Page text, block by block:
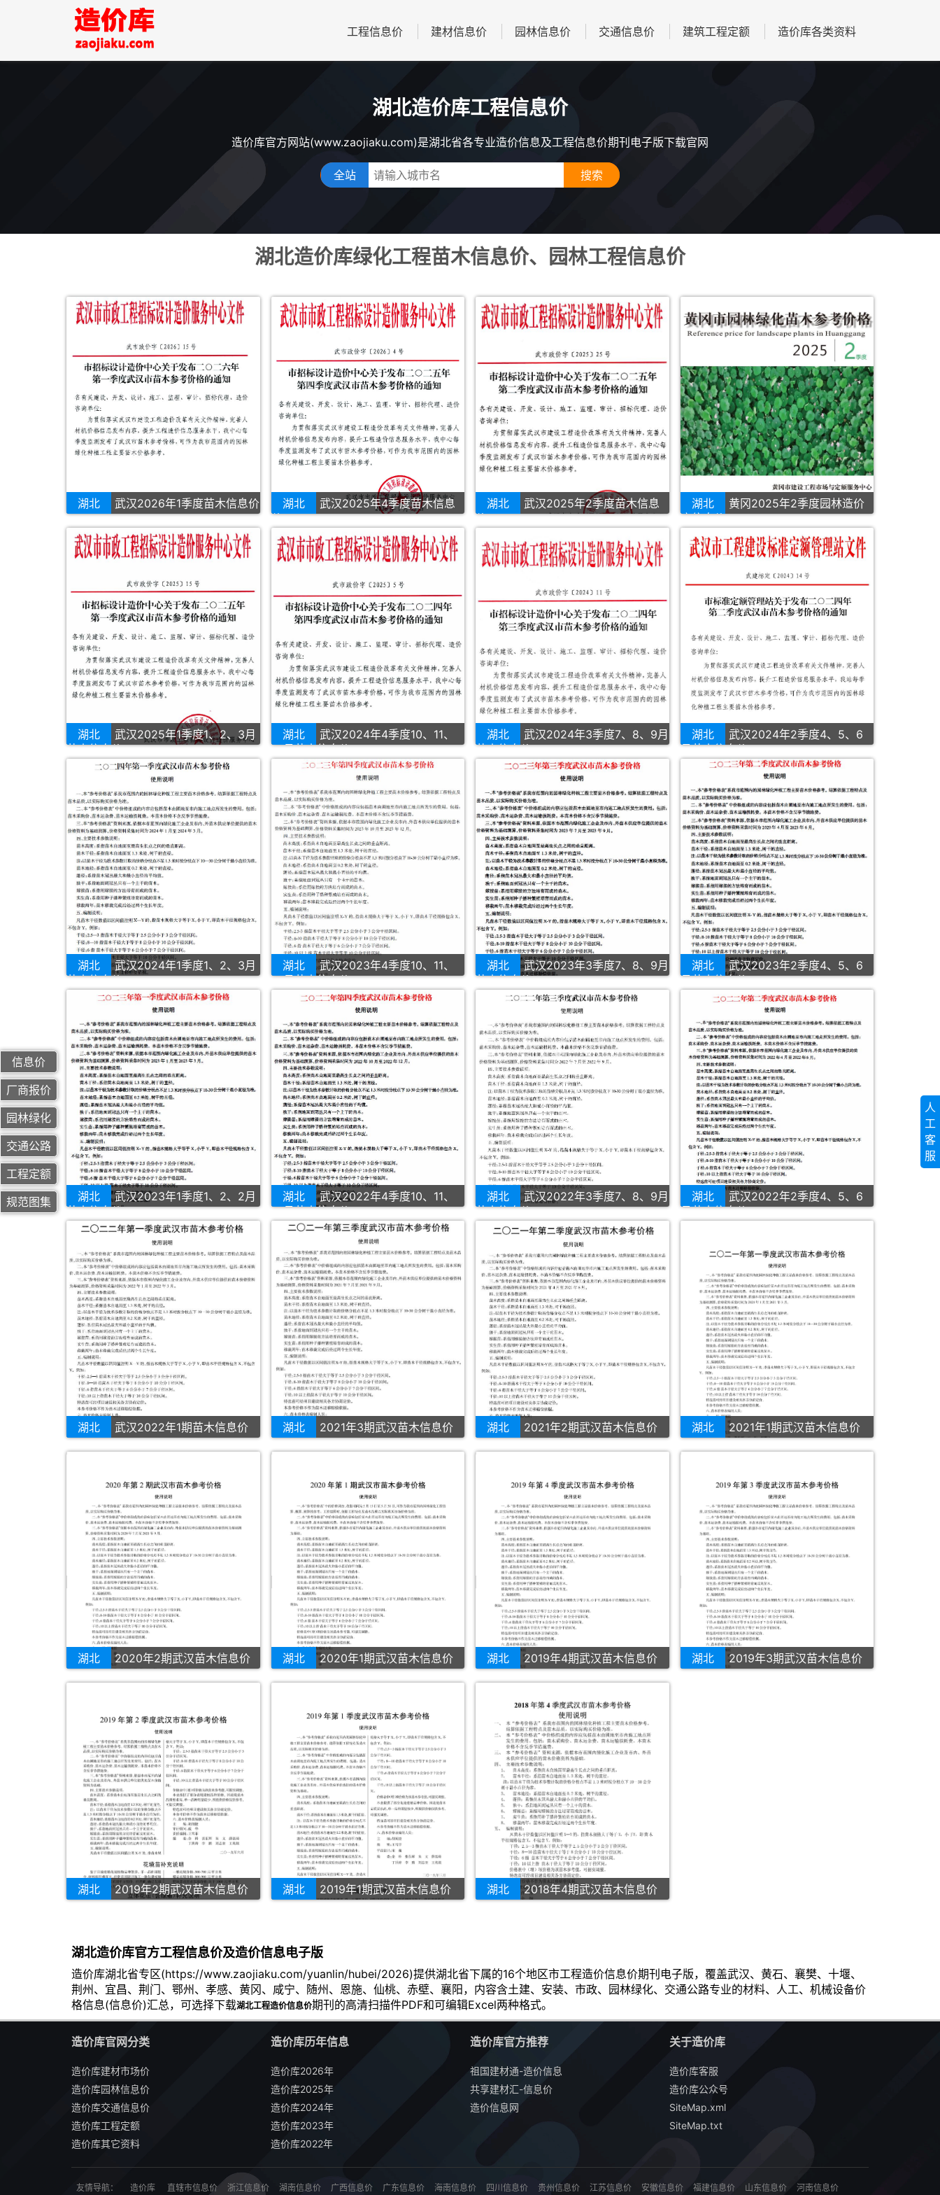
工程信息价 建材信息价 园林信息价 交通信息价 建筑工程定额 造价库各类资料
湖北造价库工程信息价
造价库官方网站(www.zaojiaku.com)是湖北省各专业造价信息及工程信息价期刊电子版下载官网
全站
湖北造价库官方工程信息价及造价信息电子版
造价库湖北省专区(https://www.zaojiaku.com/yuanlin/hubei/2026)提供湖北省下属的16个地区市工程造价信息价期刊电子版，覆盖武汉、黄石、襄樊、十堰、
荆州、宜昌、荆门、鄂州、孝感、黄冈、咸宁、随州、恩施、仙桃、赤壁、襄阳，内容含土建、安装、市政、园林绿化、交通公路专业的材料、人工、机械设备价
格信息(信息价)汇总，可选择下载湖北工程造价信息价期刊的高清扫描件PDF和可编辑Excel两种格式。
湖北造价库绿化工程苗木信息价、园林工程信息价
湖北 武汉2026年1季度苗木信息价 湖北
武汉2025年4季度苗木信息
价
湖北
武汉2025年2季度苗木信息
价
湖北
黄冈2025年2季度园林造价
库信息价
湖北
武汉2025年1季度1、2、3月
苗木信息价
湖北
武汉2024年4季度10、11、
12月苗木信息价
湖北
武汉2024年3季度7、8、9月
苗木信息价
湖北
武汉2024年2季度4、5、6
月苗木信息价
湖北
武汉2024年1季度1、2、3月
苗木信息价
湖北
武汉2023年4季度10、11、
12月苗木信息价
湖北
武汉2023年3季度7、8、9月
苗木信息价
湖北
武汉2023年2季度4、5、6
月苗木信息价
湖北
武汉2023年1季度1、2、2月
苗木信息价
湖北
武汉2022年4季度10、11、
12月苗木信息价
湖北
武汉2022年3季度7、8、9月
苗木信息价
湖北
武汉2022年2季度4、5、6
月苗木信息价
湖北 武汉2022年1期苗木信息价 湖北 2021年3期武汉苗木信息价 湖北 2021年2期武汉苗木信息价 湖北 2021年1期武汉苗木信息价
湖北 2020年2期武汉苗木信息价 湖北 2020年1期武汉苗木信息价 湖北 2019年4期武汉苗木信息价 湖北 2019年3期武汉苗木信息价
湖北 2019年2期武汉苗木信息价 湖北 2019年1期武汉苗木信息价 湖北 2018年4期武汉苗木信息价
造价库官网分类
造价库建材市场价
造价库园林信息价
造价库交通信息价
造价库工程定额
造价库其它资料
造价库历年信息
造价库2026年
造价库2025年
造价库2024年
造价库2023年
造价库2022年
造价库官方推荐
祖国建材通-造价信息
共享建材汇-信息价
造价信息网
关于造价库
造价库客服
造价库公众号
SiteMap.xml
SiteMap.txt
友情导航： 造价库 直辖市信息价 浙江信息价 湖南信息价 广西信息价 广东信息价 海南信息价 四川信息价 贵州信息价 江苏信息价 安徽信息价 福建信息价 山东信息价 河南信息价
信息价
厂商报价
园林绿化
交通公路
工程定额
规范图集
人
工
客
服